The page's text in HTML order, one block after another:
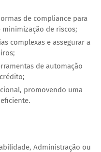
de compliance para
de riscos;
complexas e assegurar a
de automação
promovendo uma
Administração ou